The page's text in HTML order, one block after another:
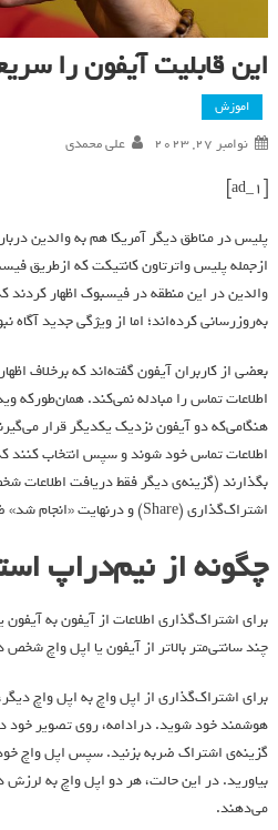
این قابلیت آیفون را
اموزش
نوامبر 27, 2023 علی محمدی
از‌جمله پلیس واترتاون کانتیکت که از‌طریق
والدین در این منطقه در فیسبوک اظهار کردند
به‌روزرسانی کرده‌اند؛ اما از ویژگی جدید آگاه
بعضی از کاربران آیفون گفته‌اند که برخلاف
اطلاعات تماس را مبادله نمی‌کند. همان‌طور‌که
هنگامی‌که دو آیفون نزدیک یکدیگر قرار
اطلاعات تماس خود شوند و سپس انتخاب کنند
بگذارند (گزینه‌ی دیگر فقط دریافت
اشتراک‌گذاری (Share) و درنهایت «انجام شد» ضربه بزنند.
چگونه از نیم‌دراپ
برای اشتراک‌گذاری اطلاعات از آیفون به آیفون
چند سانتی‌متر بالاتر از آیفون یا اپل واچ شخص
برای اشتراک‌گذاری از اپل واچ به اپل واچ
هوشمند خود شوید. درادامه، روی تصویر
گزینه‌ی اشتراک ضربه بزنید. سپس اپل واچ
بیاورید. در این حالت، هر دو اپل واچ به
می‌دهند.